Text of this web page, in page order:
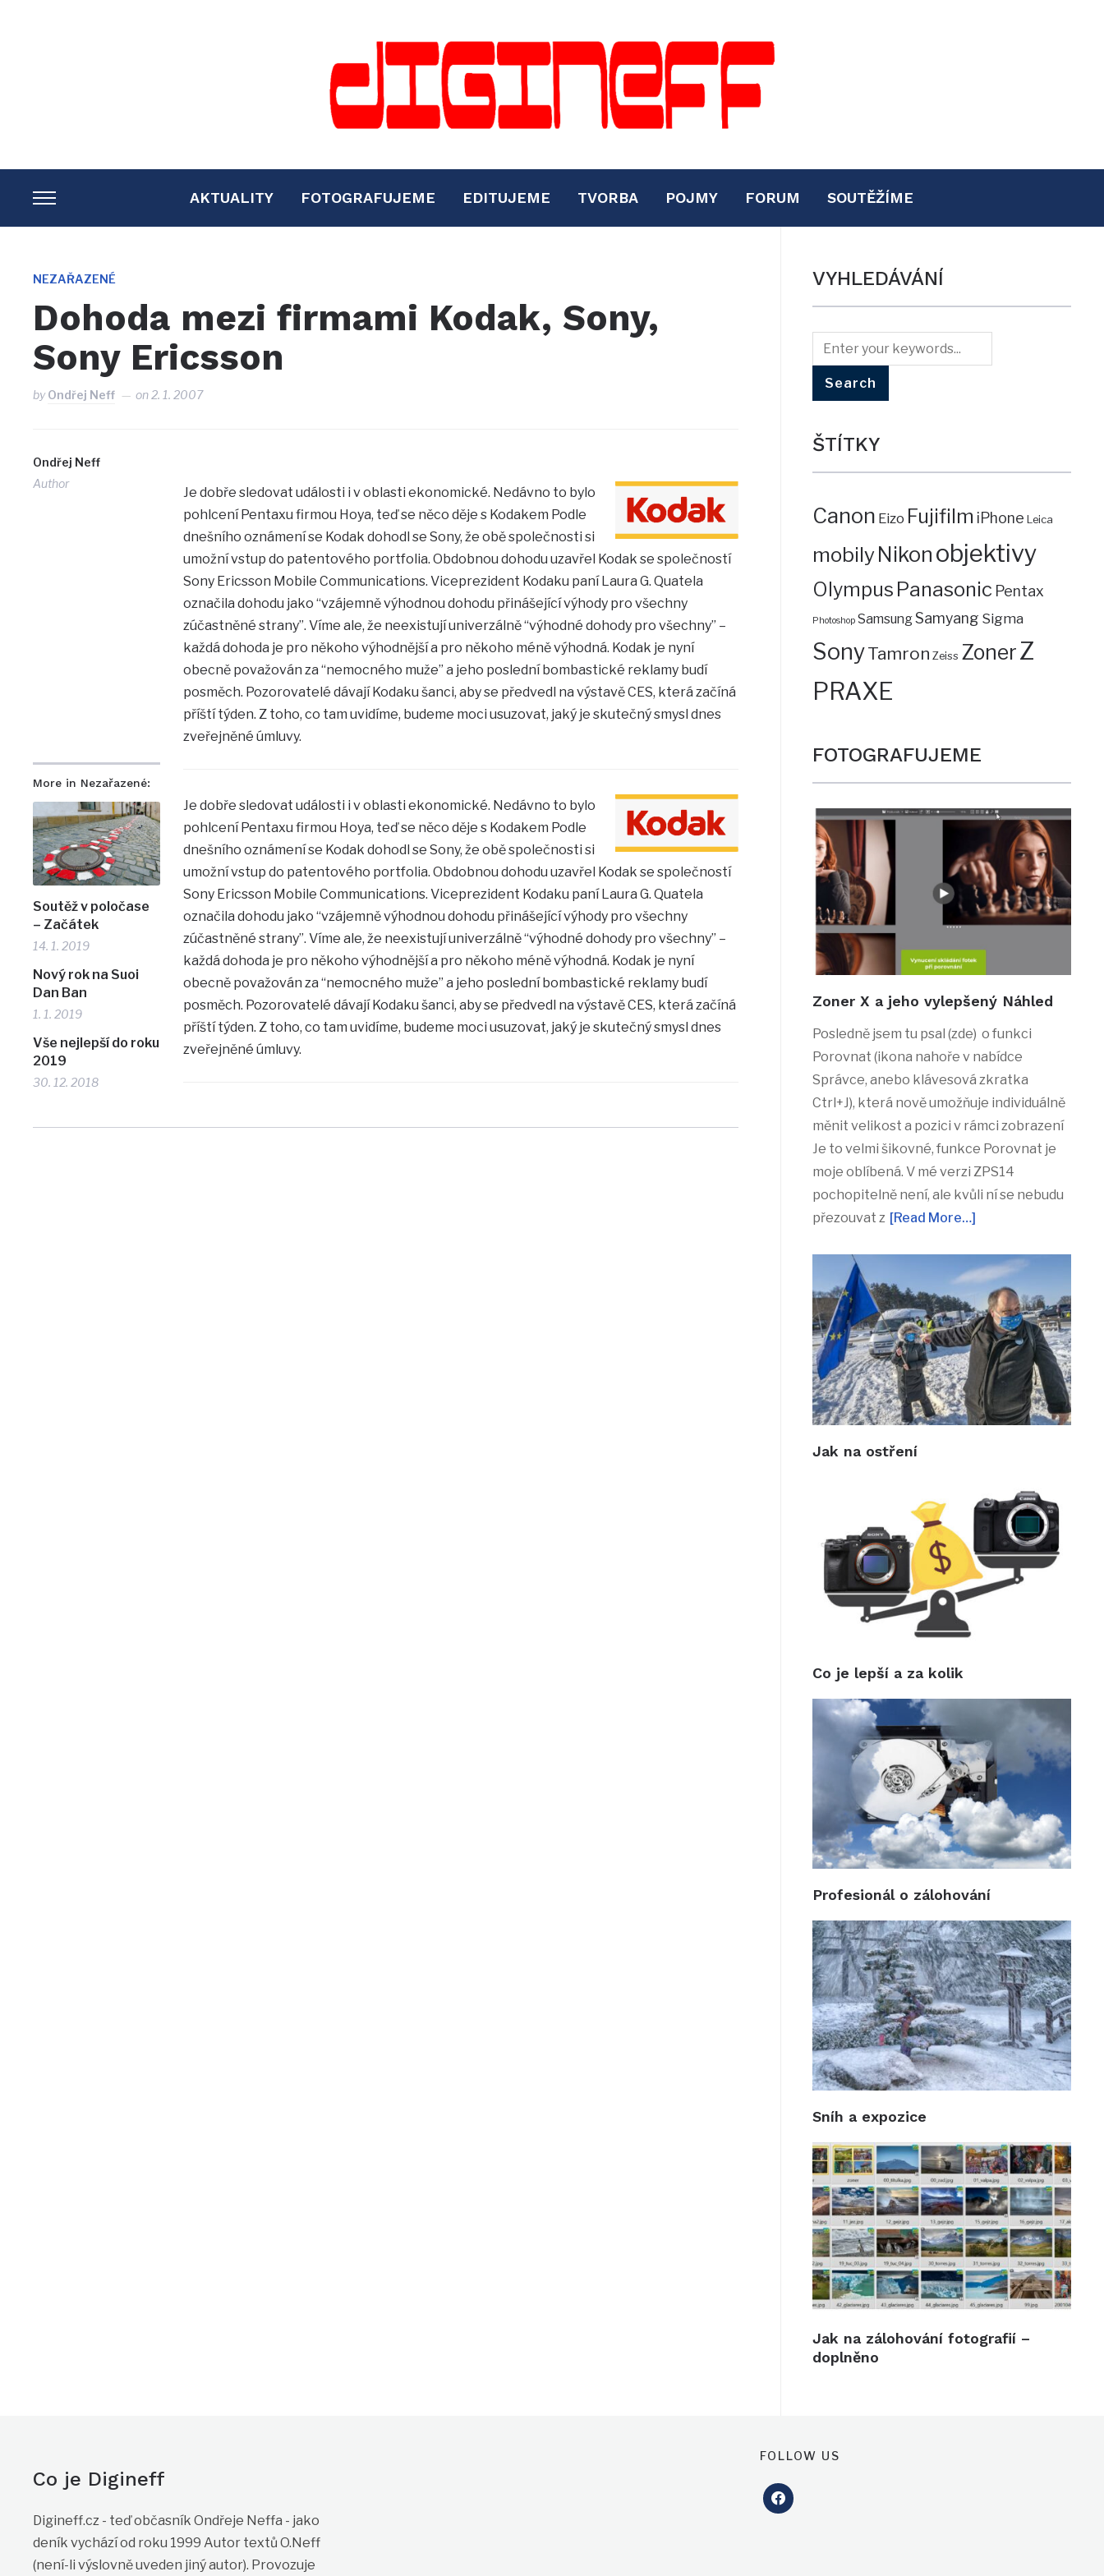
TOGGLE
SIDEBAR
NAVIGATION
AKTUALITY FOTOGRAFUJEME EDITUJEME TVORBA POJMY FORUM SOUTĚŽÍME
NEZAŘAZENÉ
Dohoda mezi firmami Kodak, Sony,
Sony Ericsson
byOndřej Neff on2. 1. 2007
Ondřej Neff
Author
More in Nezařazené:
Soutěž v poločase
– Začátek
14. 1. 2019
Nový rok na Suoi
Dan Ban
1. 1. 2019
Vše nejlepší do roku
2019
30. 12. 2018
Je dobře sledovat události i v oblasti ekonomické. Nedávno to bylo
pohlcení Pentaxu firmou Hoya, teď se něco děje s Kodakem Podle
dnešního oznámení se Kodak dohodl se Sony, že obě společnosti si
umožní vstup do patentového portfolia. Obdobnou dohodu uzavřel Kodak se společností
Sony Ericsson Mobile Communications. Viceprezident Kodaku paní Laura G. Quatela
označila dohodu jako “vzájemně výhodnou dohodu přinášející výhody pro všechny
zúčastněné strany”. Víme ale, že neexistují univerzálně “výhodné dohody pro všechny” –
každá dohoda je pro někoho výhodnější a pro někoho méně výhodná. Kodak je nyní
obecně považován za “nemocného muže” a jeho poslední bombastické reklamy budí
posměch. Pozorovatelé dávají Kodaku šanci, aby se předvedl na výstavě CES, která začíná
příští týden. Z toho, co tam uvidíme, budeme moci usuzovat, jaký je skutečný smysl dnes
zveřejněné úmluvy.
Je dobře sledovat události i v oblasti ekonomické. Nedávno to bylo
pohlcení Pentaxu firmou Hoya, teď se něco děje s Kodakem Podle
dnešního oznámení se Kodak dohodl se Sony, že obě společnosti si
umožní vstup do patentového portfolia. Obdobnou dohodu uzavřel Kodak se společností
Sony Ericsson Mobile Communications. Viceprezident Kodaku paní Laura G. Quatela
označila dohodu jako “vzájemně výhodnou dohodu přinášející výhody pro všechny
zúčastněné strany”. Víme ale, že neexistují univerzálně “výhodné dohody pro všechny” –
každá dohoda je pro někoho výhodnější a pro někoho méně výhodná. Kodak je nyní
obecně považován za “nemocného muže” a jeho poslední bombastické reklamy budí
posměch. Pozorovatelé dávají Kodaku šanci, aby se předvedl na výstavě CES, která začíná
příští týden. Z toho, co tam uvidíme, budeme moci usuzovat, jaký je skutečný smysl dnes
zveřejněné úmluvy.
VYHLEDÁVÁNÍ
ŠTÍTKY
Canon Eizo Fujifilm iPhone Leica
mobilyNikon objektivy
Olympus Panasonic Pentax
Photoshop SamsungSamyang Sigma
SonyTamron Zeiss ZonerZ
PRAXE
FOTOGRAFUJEME
Zoner X a jeho vylepšený Náhled
Posledně jsem tu psal (zde) o funkci
Porovnat (ikona nahoře v nabídce
Správce, anebo klávesová zkratka
Ctrl+J), která nově umožňuje individuálně
měnit velikost a pozici v rámci zobrazení
Je to velmi šikovné, funkce Porovnat je
moje oblíbená. V mé verzi ZPS14
pochopitelně není, ale kvůli ní se nebudu
přezouvat z [Read More…]
Jak na ostření
Co je lepší a za kolik
Profesionál o zálohování
Sníh a expozice
Jak na zálohování fotografií –
doplněno
Co je Digineff
Digineff.cz - teď občasník Ondřeje Neffa - jako
deník vychází od roku 1999 Autor textů O.Neff
(není-li výslovně uveden jiný autor). Provozuje
FOLLOW US
facebook